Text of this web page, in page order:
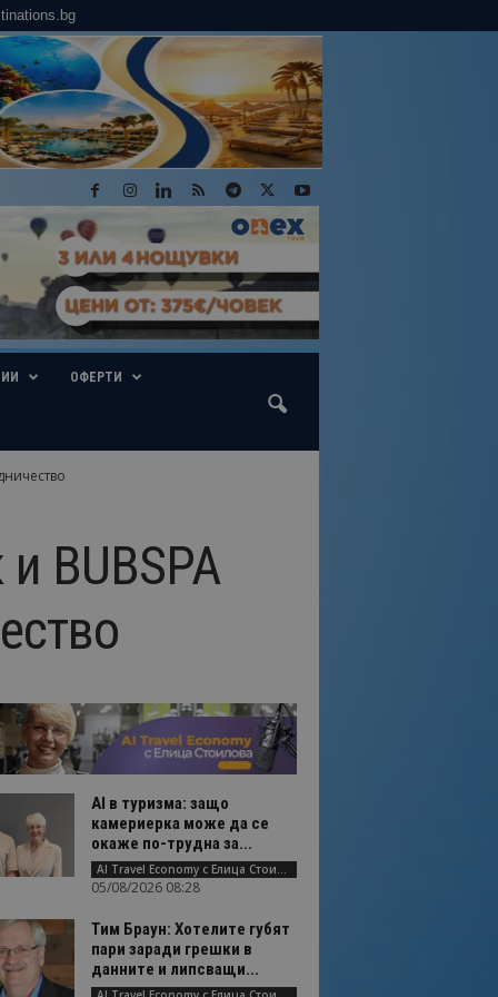
ОФЕРТИ
BUBSPA
AI в туризма: защо
камериерка може да се
окаже по-трудна за...
AI Travel Economy с Елица Стоилова
05/08/2026 08:28
Тим Браун: Хотелите губят
пари заради грешки в
данните и липсващи...